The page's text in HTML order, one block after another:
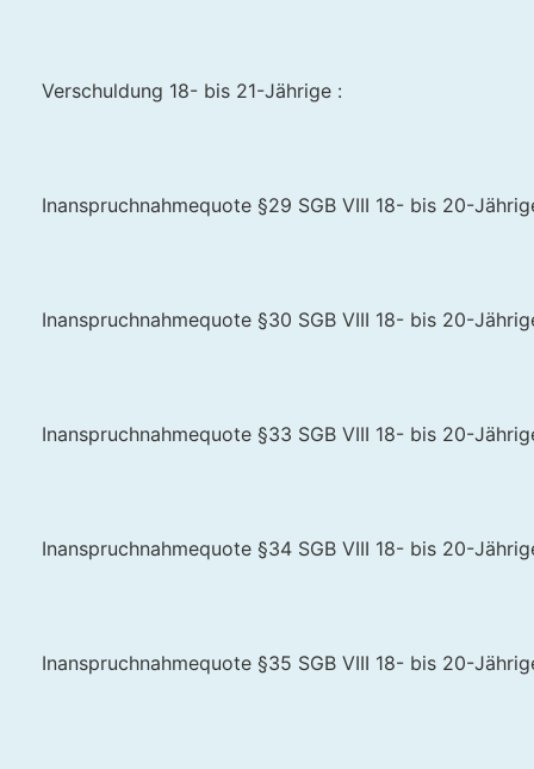
Verschuldung 18- bis 21-Jährige :
Inanspruchnahmequote §29 SGB VIII 18- bis 20-
Inanspruchnahmequote §30 SGB VIII 18- bis 20-
Inanspruchnahmequote §33 SGB VIII 18- bis 20-
Inanspruchnahmequote §34 SGB VIII 18- bis 20-
Inanspruchnahmequote §35 SGB VIII 18- bis 20-